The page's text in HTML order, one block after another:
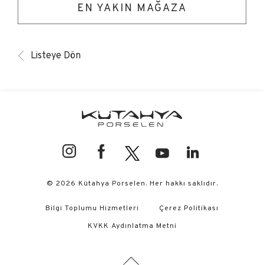
EN YAKIN MAĞAZA
Listeye Dön
© 2026 Kütahya Porselen. Her hakkı saklıdır.
Bilgi Toplumu Hizmetleri
Çerez Politikası
KVKK Aydınlatma Metni